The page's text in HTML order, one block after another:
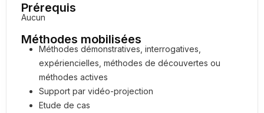
Prérequis
Aucun
Méthodes mobilisées
Méthodes démonstratives, interrogatives,
expériencielles, méthodes de découvertes ou
méthodes actives
Support par vidéo-projection
Etude de cas